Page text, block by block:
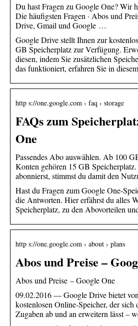
Du hast Fragen zu Google One? Wir
Die häufigsten Fragen · Abos und
Drive, Gmail und Google …
Google Drive stellt Ihnen zur
GB Speicherplatz zur Verfügung.
diesen, indem Sie zusätzlichen
das funktioniert, erfahren Sie in
http s://one.google.com › faq › storage
FAQs zum
One
Passendes Abo auswählen. Ab 100
Konten gehören 15 GB
abonnierst, stimmst du damit den
Hast du Fragen zum Google One-
die Antworten. Hier erfährst du alles
Speicherplatz, zu den Abovorteilen
http s://one.google.com › about › plans
Abos und Preise –
Abos und Preise – Google One
09.02.2016 — Google Drive bietet
kostenlosen Online-Speicher, der sich
Zugaben ab und an erweitern lässt –